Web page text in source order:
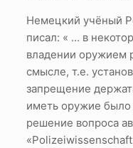
Немецкий учёный
писал: « … в
владении оружием
смысле, т.е.
запрещение
иметь оружие
решение вопроса